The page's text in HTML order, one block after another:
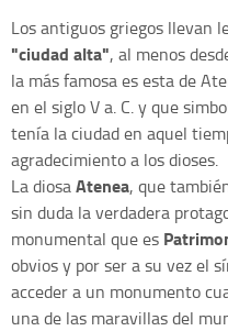
Los antiguos griegos llevan
"ciudad alta", al menos
la más famosa es esta de
en el siglo V a. C. y que
tenía la ciudad en aquel
agradecimiento a los dioses.
La diosaAtenea, que
sin duda la verdadera
monumental que es
obvios y por ser a su vez el
acceder a un monumento
una de las maravillas del